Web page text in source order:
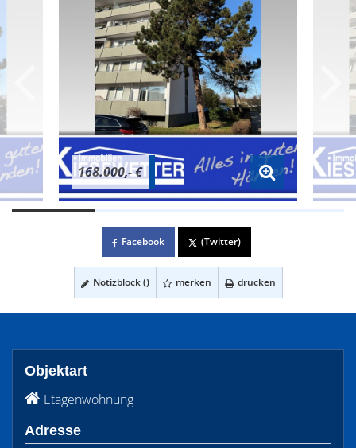
168.000,- €
Facebook (Twitter)
Notizblock () merken drucken
Objektart
Etagenwohnung
Adresse